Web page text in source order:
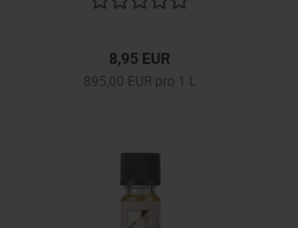
8,95 EUR
895,00 EUR pro 1 L